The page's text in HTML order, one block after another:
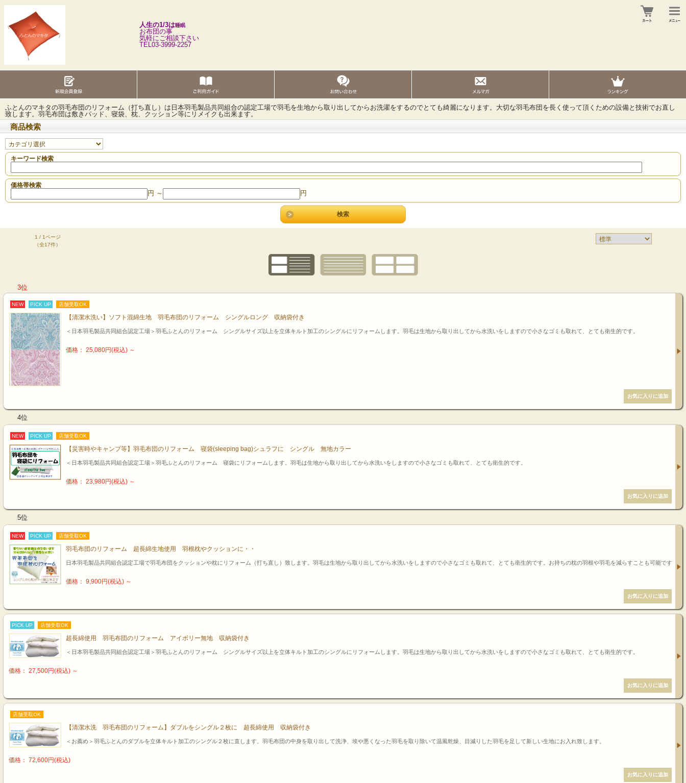
人生の1/3は睡眠
お布団の事
気軽にご相談下さい
TEL03-3999-2257
ふとんのマキタの羽毛布団のリフォーム（打ち直し）は日本羽毛製品共同組合の認定工場で羽毛を生地から取り出してからお洗濯をするのでとても綺麗になります。大切な羽毛布団を長く使って頂くための設備と技術でお直し
致します。羽毛布団は敷きパッド、寝袋、枕、クッション等にリメイクも出来ます。
商品検索
キーワード検索
価格帯検索
円 ～ 円
1 / 1ページ
（全17件）
3位
NEW PICK UP 店舗受取OK
【清潔水洗い】ソフト混綿生地 羽毛布団のリフォーム シングルロング 収納袋付き
＜日本羽毛製品共同組合認定工場＞羽毛ふとんのリフォーム シングルサイズ以上を立体キルト加工のシングルにリフォームします。羽毛は生地から取り出してから水洗いをしますので小さなゴミも取れて、とても衛生的です。
価格： 25,080円(税込) ～
4位
NEW PICK UP 店舗受取OK
【災害時やキャンプ等】羽毛布団のリフォーム 寝袋(sleeping bag)シュラフに シングル 無地カラー
＜日本羽毛製品共同組合認定工場＞羽毛ふとんのリフォーム 寝袋にリフォームします。羽毛は生地から取り出してから水洗いをしますので小さなゴミも取れて、とても衛生的です。
価格： 23,980円(税込) ～
5位
NEW PICK UP 店舗受取OK
羽毛布団のリフォーム 超長綿生地使用 羽根枕やクッションに・・
日本羽毛製品共同組合認定工場で羽毛布団をクッションや枕にリフォーム（打ち直し）致します。羽毛は生地から取り出してから水洗いをしますので小さなゴミも取れて、とても衛生的です。お持ちの枕の羽根や羽毛を減らすことも可能です
価格： 9,900円(税込) ～
PICK UP 店舗受取OK
超長綿使用 羽毛布団のリフォーム アイボリー無地 収納袋付き
＜日本羽毛製品共同組合認定工場＞羽毛ふとんのリフォーム シングルサイズ以上を立体キルト加工のシングルにリフォームします。羽毛は生地から取り出してから水洗いをしますので小さなゴミも取れて、とても衛生的です。
価格： 27,500円(税込) ～
店舗受取OK
【清潔水洗 羽毛布団のリフォーム】ダブルをシングル２枚に 超長綿使用 収納袋付き
＜お薦め＞羽毛ふとんのダブルを立体キルト加工のシングル２枚に直します。羽毛布団の中身を取り出して洗浄、埃や悪くなった羽毛を取り除いて温風乾燥、目減りした羽毛を足して新しい生地にお入れ致します。
価格： 72,600円(税込)